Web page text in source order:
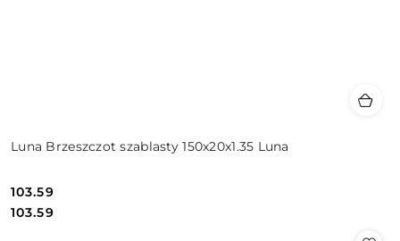
Luna Brzeszczot szablasty 150x20x1.35 Luna
Cena:
103.59
Cena:
103.59